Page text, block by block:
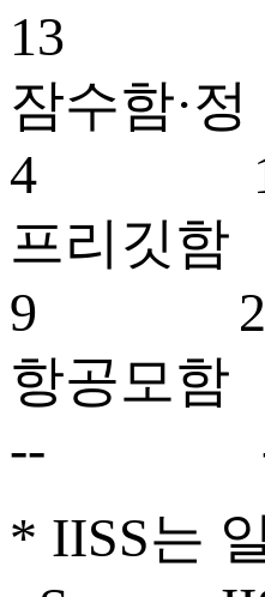
13
잠
4
프
9
항
--
* IISS는